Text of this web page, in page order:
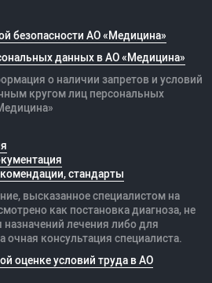
безопасности АО «Медицина»
данных в АО «Медицина»
о наличии запретов и условий
кругом лиц персональных
стандарты
высказанное специалистом на
как постановка диагноза, не
лечения либо для
консультация специалиста.
оценке условий труда в АО